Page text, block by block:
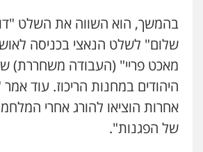
בהמשך, הוא השווה את השלט
שלום" לשלט הנאצי בכניסה
מאכט פריי" (העבודה משחררת)
היהודים במחנות הריכוז. עוד
אחרות הוציאו להורג אחרי
של הפגנות".